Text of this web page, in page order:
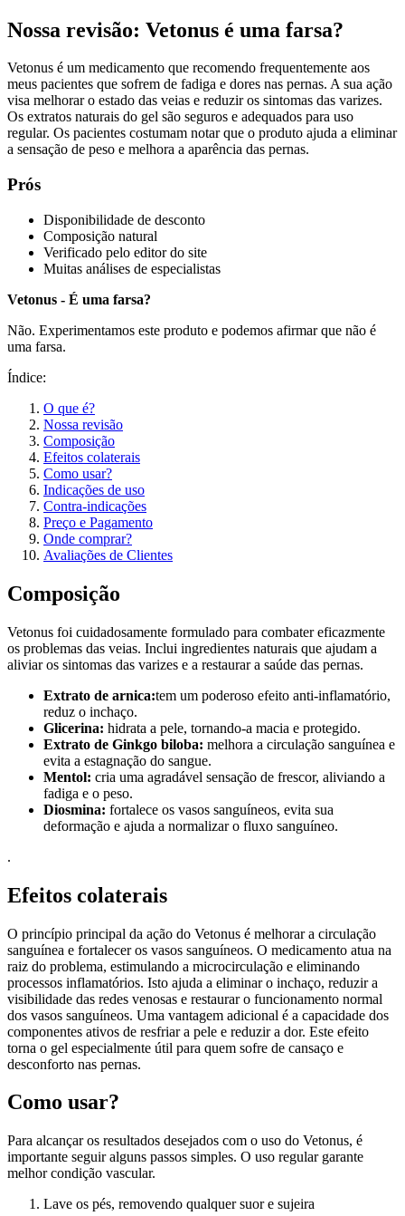
Nossa revisão: Vetonus é uma farsa?
Vetonus é um medicamento que recomendo frequentemente aos
meus pacientes que sofrem de fadiga e dores nas pernas. A sua ação
visa melhorar o estado das veias e reduzir os sintomas das varizes.
Os extratos naturais do gel são seguros e adequados para uso
regular. Os pacientes costumam notar que o produto ajuda a eliminar
a sensação de peso e melhora a aparência das pernas.
Prós
Disponibilidade de desconto
Composição natural
Verificado pelo editor do site
Muitas análises de especialistas
Vetonus - É uma farsa?
Não. Experimentamos este produto e podemos afirmar que não é
uma farsa.
Índice:
O que é?
Nossa revisão
Composição
Efeitos colaterais
Como usar?
Indicações de uso
Contra-indicações
Preço e Pagamento
Onde comprar?
Avaliações de Clientes
Composição
Vetonus foi cuidadosamente formulado para combater eficazmente
os problemas das veias. Inclui ingredientes naturais que ajudam a
aliviar os sintomas das varizes e a restaurar a saúde das pernas.
Extrato de arnica:tem um poderoso efeito anti-inflamatório,
reduz o inchaço.
Glicerina: hidrata a pele, tornando-a macia e protegido.
Extrato de Ginkgo biloba: melhora a circulação sanguínea e
evita a estagnação do sangue.
Mentol: cria uma agradável sensação de frescor, aliviando a
fadiga e o peso.
Diosmina: fortalece os vasos sanguíneos, evita sua
deformação e ajuda a normalizar o fluxo sanguíneo.
.
Efeitos colaterais
O princípio principal da ação do Vetonus é melhorar a circulação
sanguínea e fortalecer os vasos sanguíneos. O medicamento atua na
raiz do problema, estimulando a microcirculação e eliminando
processos inflamatórios. Isto ajuda a eliminar o inchaço, reduzir a
visibilidade das redes venosas e restaurar o funcionamento normal
dos vasos sanguíneos. Uma vantagem adicional é a capacidade dos
componentes ativos de resfriar a pele e reduzir a dor. Este efeito
torna o gel especialmente útil para quem sofre de cansaço e
desconforto nas pernas.
Como usar?
Para alcançar os resultados desejados com o uso do Vetonus, é
importante seguir alguns passos simples. O uso regular garante
melhor condição vascular.
Lave os pés, removendo qualquer suor e sujeira